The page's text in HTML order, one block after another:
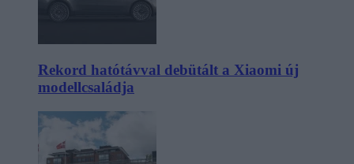
Rekord hatótávval debütált a Xiaomi új
modellcsaládja